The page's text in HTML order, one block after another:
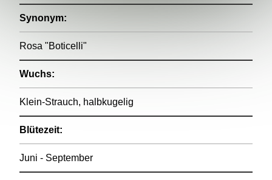
Synonym:
Rosa "Boticelli"
Wuchs:
Klein-Strauch, halbkugelig
Blütezeit:
Juni - September